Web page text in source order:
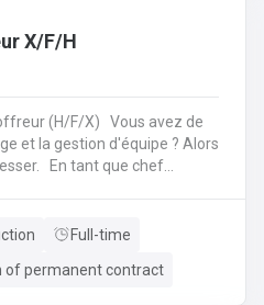
X/F/H
F/X) Vous avez de
et la gestion d'équipe ? Alors
chef
des chantiers privés
bonne utilisation des outils et
Full-time
of permanent contract